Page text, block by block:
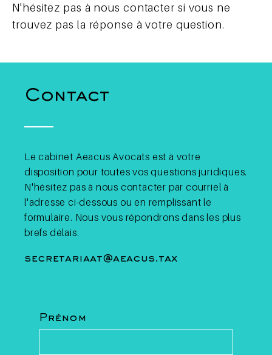
N'hésitez pas à nous contacter si vous ne
trouvez pas la réponse à votre question.
Contact
Le cabinet Aeacus Avocats est à votre
disposition pour toutes vos questions juridiques.
N'hésitez pas à nous contacter par courriel à
l'adresse ci-dessous ou en remplissant le
formulaire. Nous vous répondrons dans les plus
brefs délais.
secretariaat@aeacus.tax
Prénom